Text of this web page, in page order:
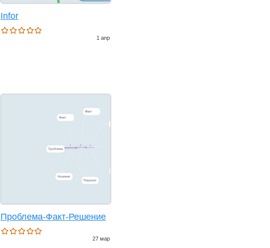
Infor
1 апр
Проблема-Факт-Решение
27 мар